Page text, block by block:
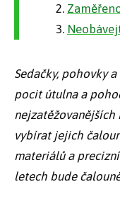
Sedačky, pohovky
pocit útulna a
vybírat jejich
materiálů a
letech bude